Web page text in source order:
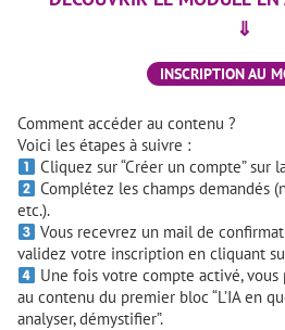
⇓
INSCRIPTION AU
Comment accéder au contenu ?
Voici les étapes à suivre :
Cliquez sur “Créer un compte” sur
Complétez les champs demandés
etc.).
Vous recevrez un mail de
validez votre inscription en cliquant
Une fois votre compte activé,
au contenu du premier bloc “L’IA en
analyser, démystifier”.